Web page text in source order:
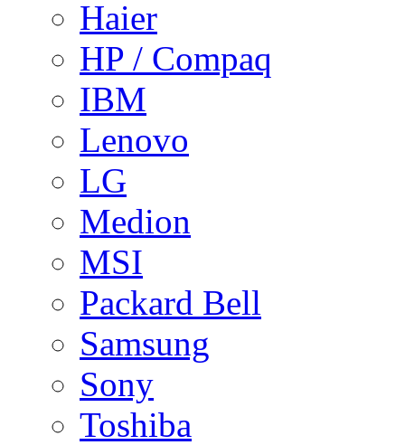
Haier
HP / Compaq
IBM
Lenovo
LG
Medion
MSI
Packard Bell
Samsung
Sony
Toshiba